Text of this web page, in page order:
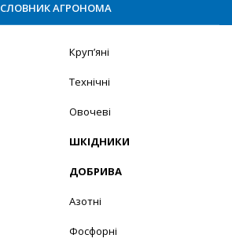
СЛОВНИК АГРОНОМА
Круп’яні
Технічні
Овочеві
ШКІДНИКИ
ДОБРИВА
Азотні
Фосфорні